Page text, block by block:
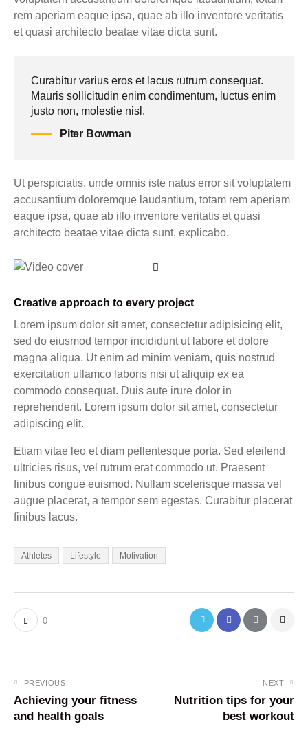
rem aperiam eaque ipsa, quae ab illo inventore veritatis
et quasi architecto beatae vitae dicta sunt.
Curabitur varius eros et lacus rutrum consequat.
Mauris sollicitudin enim condimentum, luctus enim
justo non, molestie nisl.
Piter Bowman
Ut perspiciatis, unde omnis iste natus error sit voluptatem
accusantium doloremque laudantium, totam rem aperiam
eaque ipsa, quae ab illo inventore veritatis et quasi
architecto beatae vitae dicta sunt, explicabo.
Creative approach to every project
Lorem ipsum dolor sit amet, consectetur adipisicing elit,
sed do eiusmod tempor incididunt ut labore et dolore
magna aliqua. Ut enim ad minim veniam, quis nostrud
exercitation ullamco laboris nisi ut aliquip ex ea
commodo consequat. Duis aute irure dolor in
reprehenderit. Lorem ipsum dolor sit amet, consectetur
adipiscing elit.
Etiam vitae leo et diam pellentesque porta. Sed eleifend
ultricies risus, vel rutrum erat commodo ut. Praesent
finibus congue euismod. Nullam scelerisque massa vel
augue placerat, a tempor sem egestas. Curabitur placerat
finibus lacus.
Athletes Lifestyle Motivation
0
PREVIOUS
Achieving your fitness
and health goals
NEXT
Nutrition tips for your
best workout